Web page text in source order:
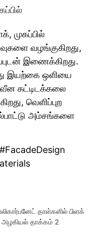
முகப்பில்
வழங்குகிறது,
இணைக்கிறது.
இயற்கை ஒளியை
கட்டிடக்கலை
வெளிப்புற
அம்சங்களை